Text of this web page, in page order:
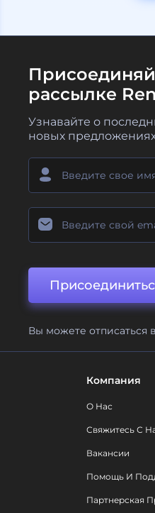
рассылке
Узнавайте о
новых
Вы можете отписаться
Компания
О Нас
Свяжитесь С
Вакансии
Помощь И
Партнерская